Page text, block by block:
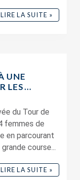
LIRE LA SUITE »
UNE
LES...
du Tour de
femmes de
en parcourant
course...
LIRE LA SUITE »